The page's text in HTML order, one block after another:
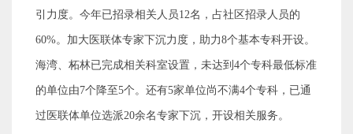
引力度。 今年已招录相关人员12名，占社区招录人员的
60%。 加大医联体专家下沉力度，助力8个基本专科开设。
海湾、柘林已完成相关科室设置，未达到 4个专科最低标准
的单位由7个降至5个。还有5家单位尚不满4个专科，已通
过医联体单位选派20余名专家下沉，开设相关服务。